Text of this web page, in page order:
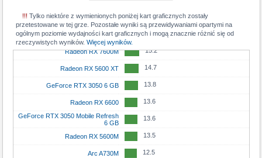
!!! Tylko niektóre z wymienionych poniżej kart graficznych zostały
przetestowane w tej grze. Pozostałe wyniki są przewidywaniami opartymi na
ogólnym poziomie wydajności kart graficznych i mogą znacznie różnić się od
rzeczywistych wyników.Więcej wyników.
Radeon RX 6650M 15.4
GeForce RTX 2060 Max-Q 15.3
Radeon RX 7600M 15.2
Radeon RX 5600 XT 14.7
GeForce RTX 3050 6 GB 13.8
Radeon RX 6600 13.6
GeForce RTX 3050 Mobile Refresh
6 GB
13.6
Radeon RX 5600M 13.5
Arc A730M 12.5